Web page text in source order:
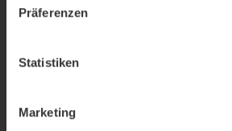
Präferenzen
Statistiken
Marketing
Adresse e-mail